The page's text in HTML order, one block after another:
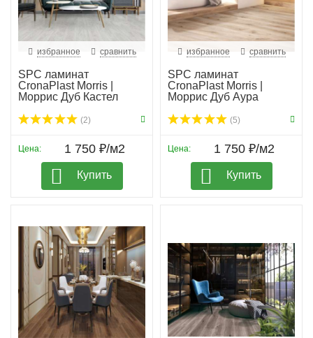
избранное сравнить
SPC ламинат
CronaPlast Morris |
Моррис Дуб Кастел
(2)
Цена: 1 750 ₽/м2
Купить
избранное сравнить
SPC ламинат
CronaPlast Morris |
Моррис Дуб Аура
(5)
Цена: 1 750 ₽/м2
Купить